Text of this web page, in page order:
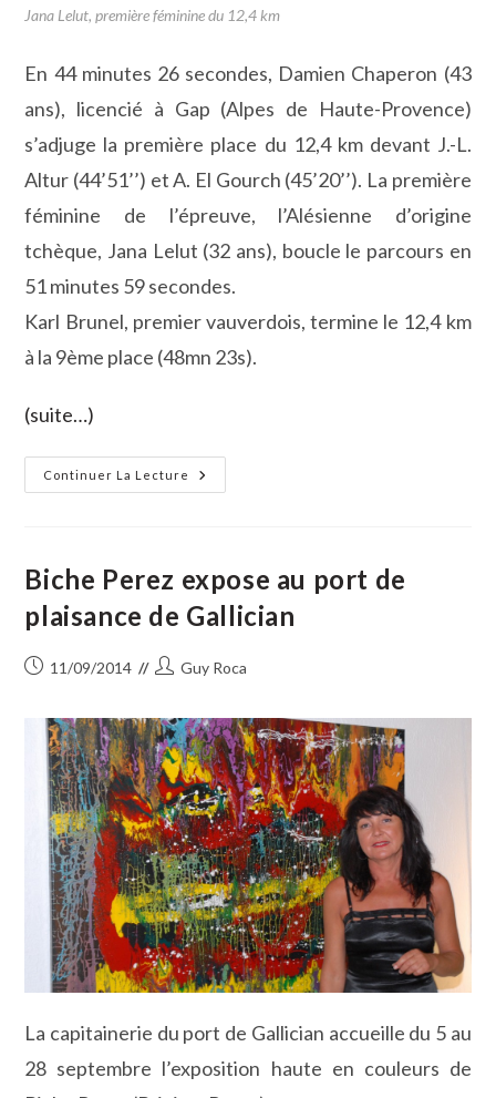
Jana Lelut, première féminine du 12,4 km
En 44 minutes 26 secondes, Damien Chaperon (43
ans), licencié à Gap (Alpes de Haute-Provence)
s’adjuge la première place du 12,4 km devant J.-L.
Altur (44’51’’) et A. El Gourch (45’20’’). La première
féminine de l’épreuve, l’Alésienne d’origine
tchèque, Jana Lelut (32 ans), boucle le parcours en
51 minutes 59 secondes.
Karl Brunel, premier vauverdois, termine le 12,4 km
à la 9ème place (48mn 23s).
(suite…)
Continuer La Lecture
27ème
Foulée
Lelut
Tête
Du
Biche Perez expose au port de
plaisance de Gallician
Publication
11/09/2014
Auteur/autrice
la
publication :
Guy Roca
La capitainerie du port de Gallician accueille du 5 au
28 septembre l’exposition haute en couleurs de